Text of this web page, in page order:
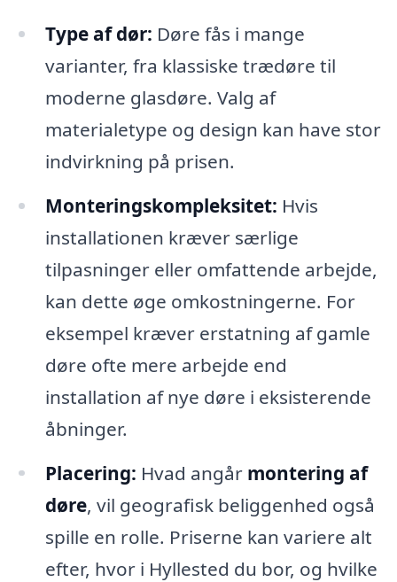
Type af dør: Døre fås i mange
varianter, fra klassiske trædøre til
moderne glasdøre. Valg af
materialetype og design kan have stor
indvirkning på prisen.
Monteringskompleksitet: Hvis
installationen kræver særlige
tilpasninger eller omfattende arbejde,
kan dette øge omkostningerne. For
eksempel kræver erstatning af gamle
døre ofte mere arbejde end
installation af nye døre i eksisterende
åbninger.
Placering: Hvad angår montering af
døre, vil geografisk beliggenhed også
spille en rolle. Priserne kan variere alt
efter, hvor i Hyllested du bor, og hvilke